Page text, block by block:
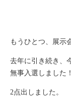
もうひとつ、展示
去年に引き続き、
無事入選しました！
2点出しました。